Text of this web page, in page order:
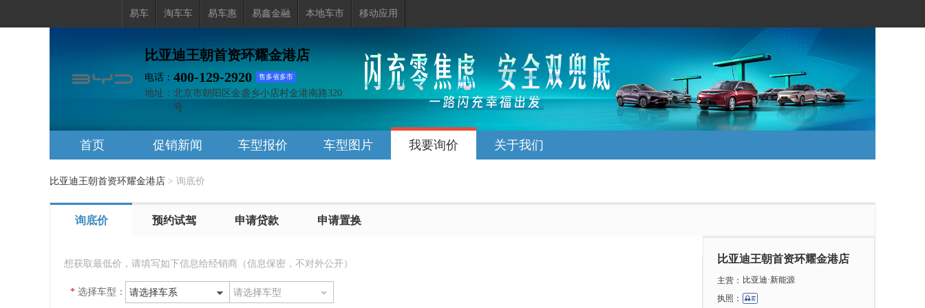
易车 淘车车 易车惠 易鑫金融 本地车市 移动应用
比亚迪王朝首资环耀金港店
电话： 400-129-2920 售多省多市
地址： 北京市朝阳区金盏乡小店村金港南路320
号
首页 促销新闻 车型报价 车型图片 我要询价 关于我们
比亚迪王朝首资环耀金港店 > 询底价
询底价 预约试驾 申请贷款 申请置换
想获取最低价，请填写如下信息给经销商（信息保密，不对外公开）
* 选择车型： 请选择车系 请选择车型
比亚迪王朝首资环耀金港店
主营： 比亚迪·新能源
执照：